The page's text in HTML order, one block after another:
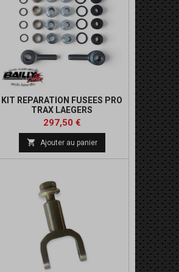
KIT REPARATION FUSEES PRO
TRAX LAEGERS
Prix
297,50 €Prix
de
base
 Ajouter au panier